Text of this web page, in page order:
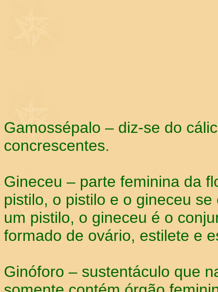
Gamossépalo – diz-se do
concrescentes.
Gineceu – parte feminina da
pistilo, o pistilo e o gineceu
um pistilo, o gineceu é o
formado de ovário, estilete e
Ginóforo – sustentáculo que